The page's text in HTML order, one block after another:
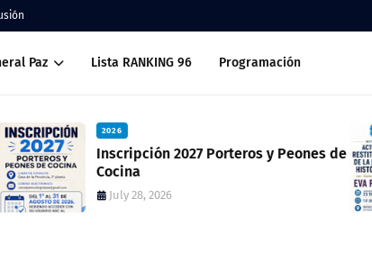
Paz Lista RANKING 96 Programación
2026
Inscripción 2027 Porteros y Peones de
Cocina
July 28, 2026